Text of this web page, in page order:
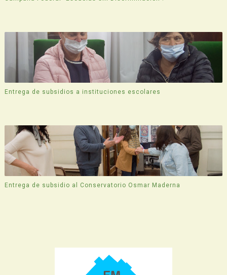
Entrega de subsidios a instituciones escolares
Entrega de subsidio al Conservatorio Osmar Maderna